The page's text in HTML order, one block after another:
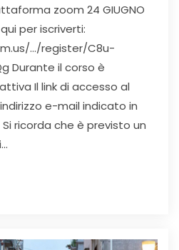
zoom 24 GIUGNO
per iscriverti:
…/register/C8u-
Durante il corso è
Il link di accesso al
e-mail indicato in
ricorda che è previsto un